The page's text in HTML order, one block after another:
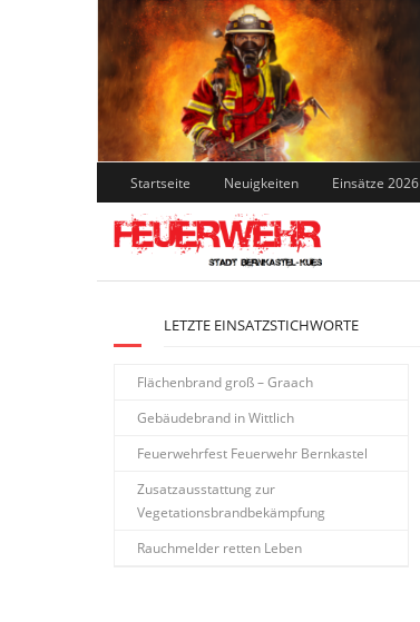
Skip
to
content
Startseite Neuigkeiten Einsätze 2026
LETZTE EINSATZSTICHWORTE
Flächenbrand groß – Graach
Gebäudebrand in Wittlich
Feuerwehrfest Feuerwehr Bernkastel
Zusatzausstattung zur
Vegetationsbrandbekämpfung
Rauchmelder retten Leben